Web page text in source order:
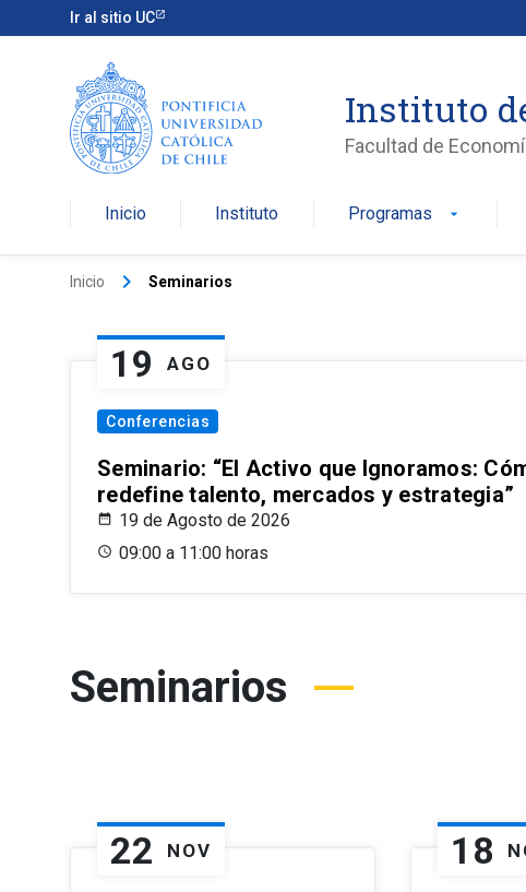
Ir al sitio UC
Instituto
Facultad de
Inicio Instituto Programas arrow_drop_down
Inicio keyboard_arrow_right Seminarios
19 AGO
Conferencias
Seminario: “El Activo que Ignoramos:
redefine talento, mercados y estrategia”
19 de Agosto de 2026
09:00 a 11:00 horas
Seminarios
22 NOV 18